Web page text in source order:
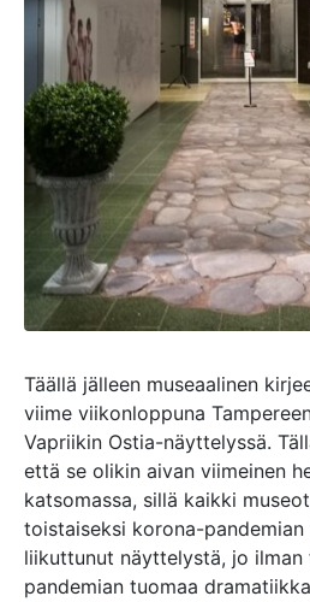
Täällä jälleen museaalinen
viime viikonloppuna
Vapriikin Ostia-näyttelyssä.
että se olikin aivan viimeinen
katsomassa, sillä kaikki
toistaiseksi korona-
liikuttunut näyttelystä, jo
pandemian tuomaa